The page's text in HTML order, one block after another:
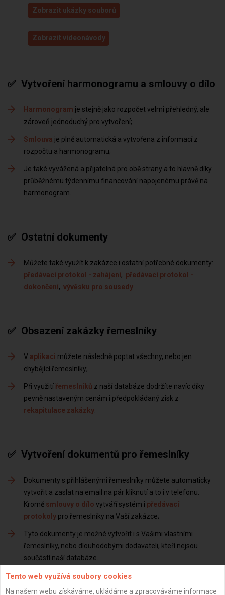
Zobrazit ukázky souborů
Zobrazit videonávody
✅ Vytvoření harmonogramu a smlouvy o dílo
Harmonogram je stejně jako rozpočet velmi přehledný, ale
zároveň jednoduchý pro vytvoření
Smlouva je plně automatická a vytvořena z informací z
rozpočtu a harmonogramu
Je také vyvážená a přijatelná pro obě strany a to hlavně díky
průběžnému týdennímu financování napojenému právě na
harmonogram
✅ Ostatní dokumenty
Můžete také využít k zakázce i ostatní potřebné dokumenty:
předávací protokol - zahájení, předávací protokol -
dokončení, vývěsku pro sousedy
✅ Obsazení zakázky řemeslníky
V aplikaci můžete následně poptat všechny, nebo jen
chybějící řemeslníky
Při využití řemeslníků z naší databáze dodržíte navíc díky
pevně nastaveným cenám i předpokládaný zisk z
rekapitulace zakázky
✅ Vytvoření dokumentů pro řemeslníky
Dokumenty s přihlášenými řemeslníky můžete automaticky
vytvořit a zaslat na email na pár kliknutí a to i v telefonu.
Kromě smlouvy o dílo vytváří systém i předávací
protokoly pro řemeslníky na Vaší zakázce
Tyto dokumenty je možné vytvořit i s Vašimi vlastními
řemeslníky, nebo dlouhodobými dodavateli, kteří nejsou
součástí naší databáze
Tento web využívá soubory cookies
Na našem webu získáváme, ukládáme a zpracováváme informace